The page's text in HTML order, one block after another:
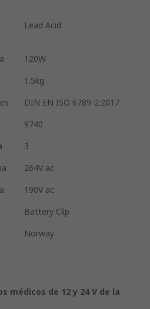
Lead Acid
120W
1.5kg
DIN EN ISO 6789-2:2017
9740
3
264V ac
190V ac
Battery Clip
Norway
médicos de 12 y 24 V de la